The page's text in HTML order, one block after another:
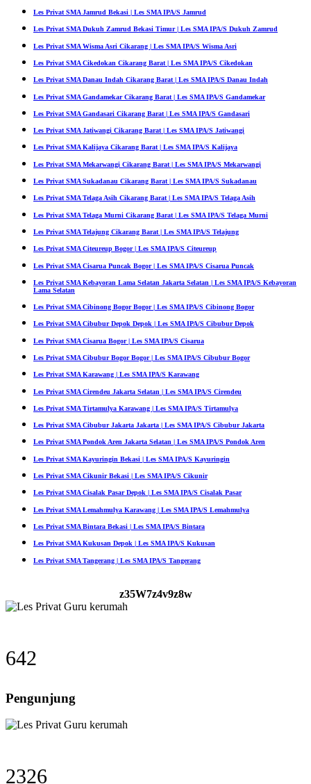
Les Privat SMA Jamrud Bekasi | Les SMA IPA/S Jamrud
Les Privat SMA Dukuh Zamrud Bekasi Timur | Les SMA IPA/S Dukuh Zamrud
Les Privat SMA Wisma Asri Cikarang | Les SMA IPA/S Wisma Asri
Les Privat SMA Cikedokan Cikarang Barat | Les SMA IPA/S Cikedokan
Les Privat SMA Danau Indah Cikarang Barat | Les SMA IPA/S Danau Indah
Les Privat SMA Gandamekar Cikarang Barat | Les SMA IPA/S Gandamekar
Les Privat SMA Gandasari Cikarang Barat | Les SMA IPA/S Gandasari
Les Privat SMA Jatiwangi Cikarang Barat | Les SMA IPA/S Jatiwangi
Les Privat SMA Kalijaya Cikarang Barat | Les SMA IPA/S Kalijaya
Les Privat SMA Mekarwangi Cikarang Barat | Les SMA IPA/S Mekarwangi
Les Privat SMA Sukadanau Cikarang Barat | Les SMA IPA/S Sukadanau
Les Privat SMA Telaga Asih Cikarang Barat | Les SMA IPA/S Telaga Asih
Les Privat SMA Telaga Murni Cikarang Barat | Les SMA IPA/S Telaga Murni
Les Privat SMA Telajung Cikarang Barat | Les SMA IPA/S Telajung
Les Privat SMA Citeureup Bogor | Les SMA IPA/S Citeureup
Les Privat SMA Cisarua Puncak Bogor | Les SMA IPA/S Cisarua Puncak
Les Privat SMA Kebayoran Lama Selatan Jakarta Selatan | Les SMA IPA/S Kebayoran
Lama Selatan
Les Privat SMA Cibinong Bogor Bogor | Les SMA IPA/S Cibinong Bogor
Les Privat SMA Cibubur Depok Depok | Les SMA IPA/S Cibubur Depok
Les Privat SMA Cisarua Bogor | Les SMA IPA/S Cisarua
Les Privat SMA Cibubur Bogor Bogor | Les SMA IPA/S Cibubur Bogor
Les Privat SMA Karawang | Les SMA IPA/S Karawang
Les Privat SMA Cirendeu Jakarta Selatan | Les SMA IPA/S Cirendeu
Les Privat SMA Tirtamulya Karawang | Les SMA IPA/S Tirtamulya
Les Privat SMA Cibubur Jakarta Jakarta | Les SMA IPA/S Cibubur Jakarta
Les Privat SMA Pondok Aren Jakarta Selatan | Les SMA IPA/S Pondok Aren
Les Privat SMA Kayuringin Bekasi | Les SMA IPA/S Kayuringin
Les Privat SMA Cikunir Bekasi | Les SMA IPA/S Cikunir
Les Privat SMA Cisalak Pasar Depok | Les SMA IPA/S Cisalak Pasar
Les Privat SMA Lemahmulya Karawang | Les SMA IPA/S Lemahmulya
Les Privat SMA Bintara Bekasi | Les SMA IPA/S Bintara
Les Privat SMA Kukusan Depok | Les SMA IPA/S Kukusan
Les Privat SMA Tangerang | Les SMA IPA/S Tangerang
z35W7z4v9z8w
642
Pengunjung
2326